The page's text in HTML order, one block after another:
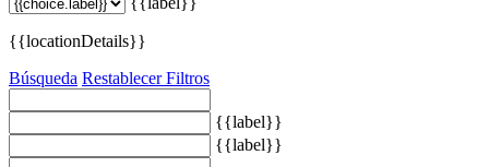
{{locationDetails}}
Búsqueda Restablecer Filtros
{{label}}
{{label}}